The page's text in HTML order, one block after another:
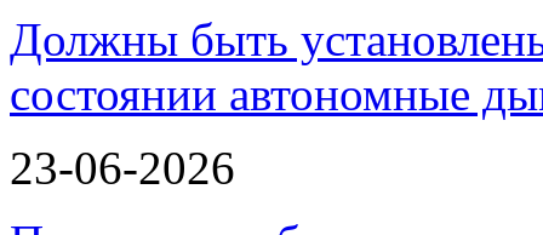
Должны быть
состоянии автономные
23-06-2026